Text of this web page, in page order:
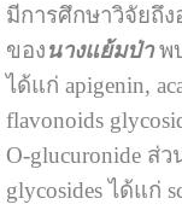
มีการศึกษาวิจัยถึง
ของนางแย้มป่าพ
ได้แก่ apigenin,
flavonoids
O-glucuronide ส่
glycosides ได้แก่